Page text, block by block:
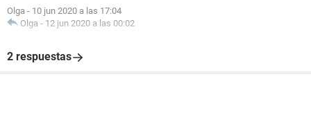
Olga - 10 jun 2020 a las 17:04
Olga - 12 jun 2020 a las 00:02
2 respuestas